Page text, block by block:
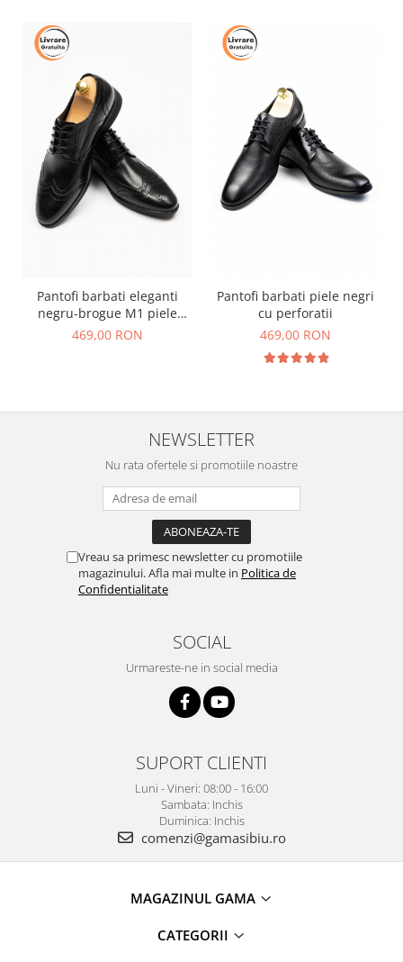
Pantofi barbati eleganti
negru-brogue M1 piele
CONFORT
469,00 RON
Pantofi barbati piele negri
cu perforatii
469,00 RON
NEWSLETTER
Nu rata ofertele si promotiile noastre
Vreau sa primesc newsletter cu promotiile
magazinului. Afla mai multe in Politica de
Confidentialitate
SOCIAL
Urmareste-ne in social media
SUPORT CLIENTI
Luni - Vineri: 08:00 - 16:00
Sambata: Inchis
Duminica: Inchis
comenzi@gamasibiu.ro
MAGAZINUL GAMA
CATEGORII